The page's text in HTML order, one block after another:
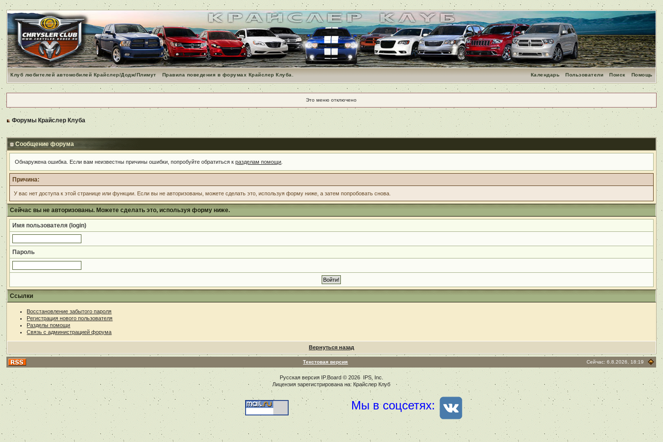
Клуб любителей автомобилей Крайслер/Додж/Плимут Правила поведения в форумах Крайслер Клуба. Помощь
Поиск
Пользователи
Календарь
Это меню отключено
Форумы Крайслер Клуба
Сообщение форума
Обнаружена ошибка. Если вам неизвестны причины ошибки, попробуйте обратиться кразделам помощи
Причина:
У вас нет доступа к этой странице или функции. Если вы не авторизованы, можете сделать это, используя форму ниже, а затем попробовать снова.
Сейчас вы не авторизованы. Можете сделать это, используя форму ниже.
Имя пользователя (login)
Пароль
Ссылки
Восстановление забытого пароля
Регистрация нового пользователя
Разделы помощи
Связь с администрацией форума
Вернуться назад
Текстовая версия Сейчас: 6.8.2026, 18:19
Русская версия IP.Board© 2026IPS, Inc
Лицензия зарегистрирована на: Крайслер Клуб
Мы в соцсетях: